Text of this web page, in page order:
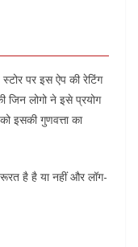
पर इस ऐप की रेटिंग
जिन लोगो ने इसे प्रयोग
इसकी गुणवत्ता का
है है या नहीं और लॉग-